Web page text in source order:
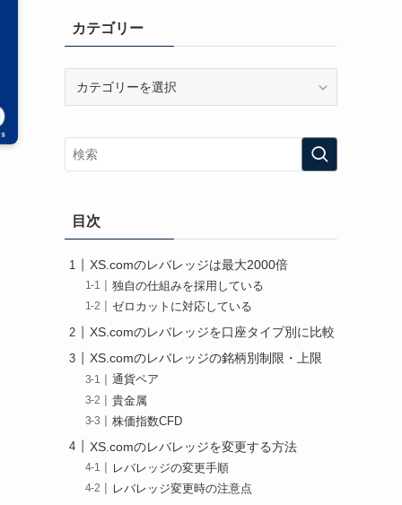
カテゴリー
リ
ー
目次
XS.comのレバレッジは最大2000倍
独自の仕組みを採用している
ゼロカットに対応している
XS.comのレバレッジを口座タイプ別に比較
XS.comのレバレッジの銘柄別制限・上限
通貨ペア
貴金属
株価指数CFD
XS.comのレバレッジを変更する方法
レバレッジの変更手順
レバレッジ変更時の注意点